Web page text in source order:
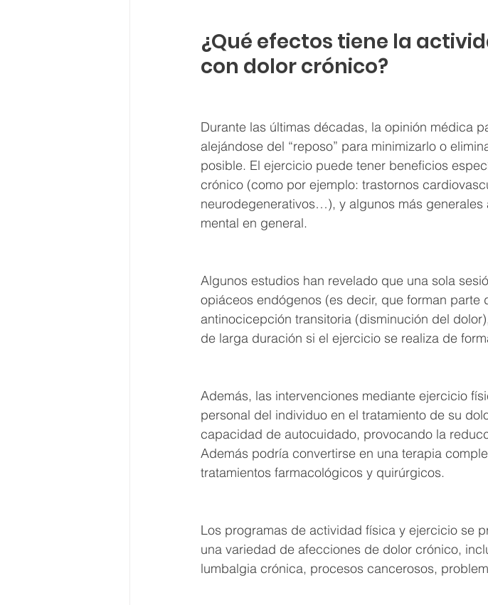
¿Qué efectos tiene la
con dolor crónico?
Durante las últimas décadas, la opinión médica
alejándose del “reposo” para minimizarlo o
posible. El ejercicio puede tener beneficios
crónico (como por ejemplo: trastornos
neurodegenerativos…), y algunos más
mental en general.
Algunos estudios han revelado que una sola
opiáceos endógenos (es decir, que forman parte
antinocicepción transitoria (disminución del
de larga duración si el ejercicio se realiza de
Además, las intervenciones mediante ejercicio
personal del individuo en el tratamiento de su
capacidad de autocuidado, provocando la
Además podría convertirse en una terapia
tratamientos farmacológicos y quirúrgicos.
Los programas de actividad física y ejercicio se
una variedad de afecciones de dolor crónico,
lumbalgia crónica, procesos cancerosos,